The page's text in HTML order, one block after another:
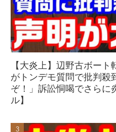
【大炎上】辺野古ボー
がトンデモ質問で批判
ぞ！」訴訟恫喝でさらに
ル】